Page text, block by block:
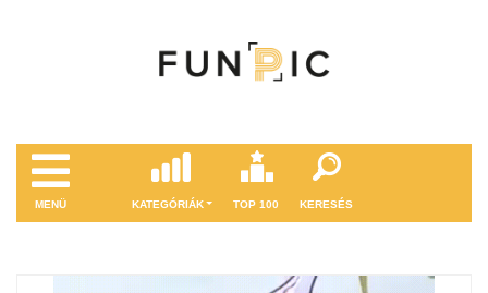
MENÜ KATEGÓRIÁK TOP 100 KERESÉS